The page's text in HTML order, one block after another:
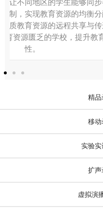
精品
移动
实验
扩声
虚拟演
质课程，打破地域限制
过录播系统，实现优质
用于偏远地区或教育资